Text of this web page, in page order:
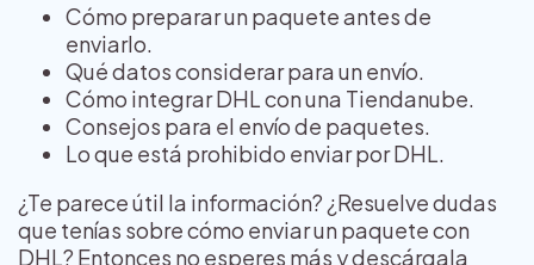
Cómo preparar un paquete antes de
enviarlo.
Qué datos considerar para un envío.
Cómo integrar DHL con una Tiendanube.
Consejos para el envío de paquetes.
Lo que está prohibido enviar por DHL.
¿Te parece útil la información? ¿Resuelve dudas
que tenías sobre cómo enviar un paquete con
DHL? Entonces no esperes más y descárgala